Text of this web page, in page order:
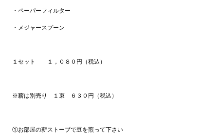
・ペーパーフィルター
・メジャースプーン
１セット １，０８０円（税込）
※薪は別売り １束 ６３０円（税込）
①お部屋の薪ストーブで豆を煎って下さい